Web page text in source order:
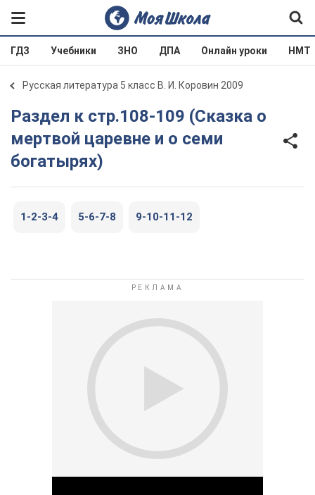
ГДЗ Учебники ЗНО ДПА Онлайн уроки НМТ
Русская литература 5 класс В. И. Коровин 2009
Раздел к стр.108-109 (Сказка о
мертвой царевне и о семи
богатырях)
1-2-3-4 5-6-7-8 9-10-11-12